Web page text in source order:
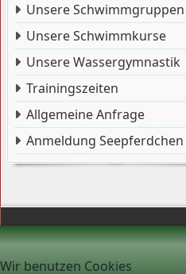
Unsere Schwimmgruppen
Unsere Schwimmkurse
Unsere Wassergymnastik
Trainingszeiten
Allgemeine Anfrage
Anmeldung Seepferdchen
Wir benutzen Cookies